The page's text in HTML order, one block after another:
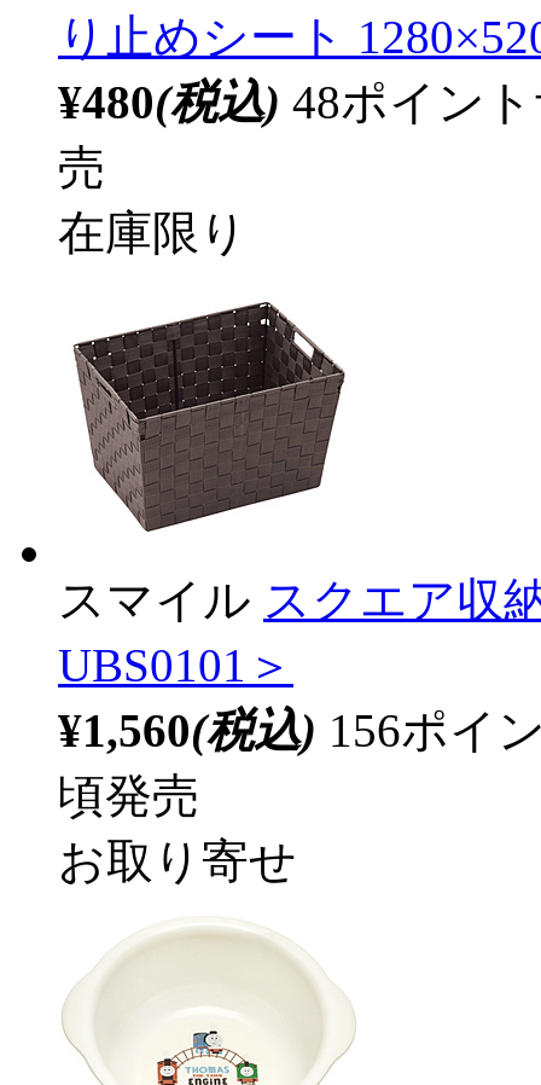
り止めシート
¥480(税込) 48ポイン
売
在庫限り
スマイル スクエア収
UBS0101＞
¥1,560(税込) 156ポイ
頃発売
お取り寄せ